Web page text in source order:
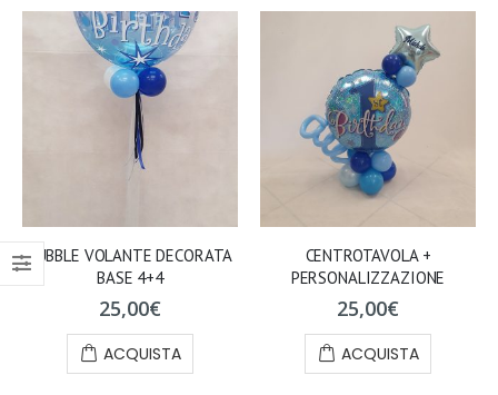
BUBBLE VOLANTE DECORATA
BASE 4+4
25,00€
ACQUISTA
CENTROTAVOLA +
PERSONALIZZAZIONE
25,00€
ACQUISTA